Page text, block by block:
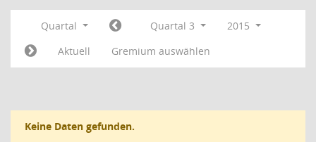
Quartal Quartal 3
2015
Aktuell
Gremium auswählen
Keine Daten gefunden.